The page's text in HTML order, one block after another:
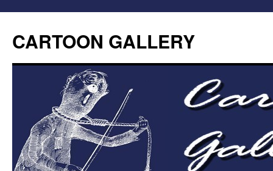
CARTOON GALLERY